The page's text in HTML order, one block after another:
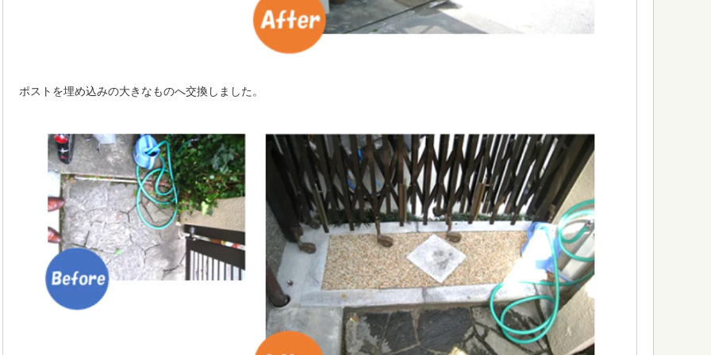
ポストを埋め込みの大きなものへ交換しました。